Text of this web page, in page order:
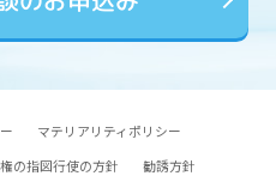
マテリアリティポリシー
の指図行使の方針 勧誘方針